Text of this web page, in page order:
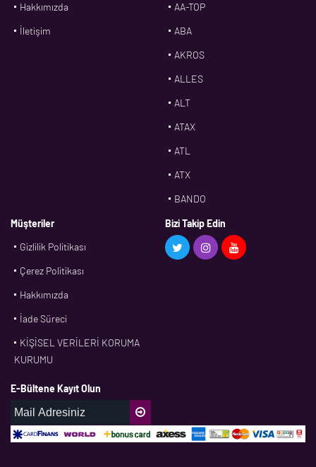
Hakkımızda
İletişim
AA-TOP
ABA
AKROS
ALLES
ALT
ATAX
ATL
ATX
BANDO
BMS
CDF
DPH
Müşteriler
Gizlilik Politikası
Çerez Politikası
Hakkımızda
İade Süreci
KİŞİSEL VERİLERİ KORUMA
KURUMU
Bizi Takip Edin
E-Bültene Kayıt Olun